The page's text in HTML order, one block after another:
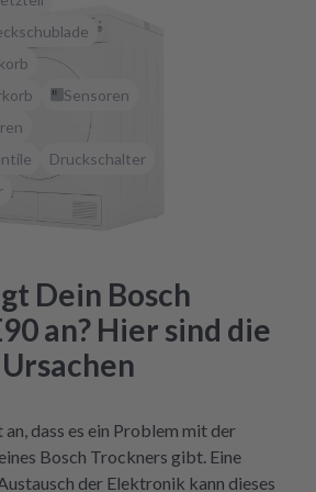
Sensoren
Druckschalter
Dein Bosch
an? Hier sind die
dass es ein Problem mit der
Bosch Trockners gibt. Eine
der Elektronik kann dieses